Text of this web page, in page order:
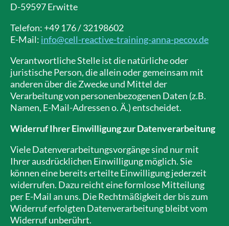
D-59597 Erwitte
Telefon: +49 176 / 32198602
E-Mail: info@cell-reactive-training-anna-pecov.de
Verantwortliche Stelle ist die natürliche oder
juristische Person, die allein oder gemeinsam mit
anderen über die Zwecke und Mittel der
Verarbeitung von personenbezogenen Daten (z.B.
Namen, E-Mail-Adressen o. Ä.) entscheidet.
Widerruf Ihrer Einwilligung zur Datenverarbeitung
Viele Datenverarbeitungsvorgänge sind nur mit
Ihrer ausdrücklichen Einwilligung möglich. Sie
können eine bereits erteilte Einwilligung jederzeit
widerrufen. Dazu reicht eine formlose Mitteilung
per E-Mail an uns. Die Rechtmäßigkeit der bis zum
Widerruf erfolgten Datenverarbeitung bleibt vom
Widerruf unberührt.